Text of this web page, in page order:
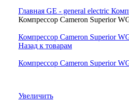
Главная GE - general electric
Компрессор Cameron Superior
Компрессор Cameron Superior
Назад к товарам
Компрессор Cameron Superior
Увеличить